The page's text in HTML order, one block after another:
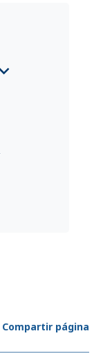
Compartir página